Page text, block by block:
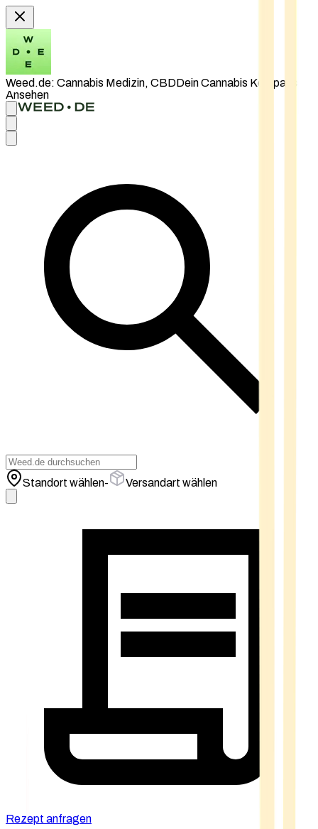
Weed.de: Cannabis Medizin, CBDDein Cannabis Kompass
Ansehen
Standort wählen- Versandart wählen
Rezept anfragen